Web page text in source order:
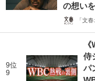
の想い
「文
9位
9
侍
パ